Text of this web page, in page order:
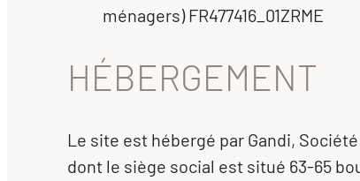
ménagers) FR477416_01ZRME
HÉBERGEMENT
Le site est hébergé par Gandi,
dont le siège social est situé 63-65